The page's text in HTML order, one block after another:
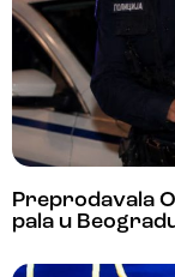
Preprodavala
pala u